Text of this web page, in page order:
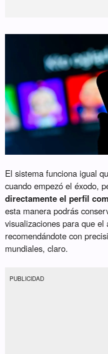
El sistema funciona igual
cuando empezó el éxodo,
directamente el perfil
esta manera podrás
visualizaciones para que el
recomendándote con
mundiales, claro.
PUBLICIDAD